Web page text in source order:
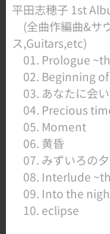
平田志穂子 1st
(全曲作編曲&サ
ス,Guitars,etc)
01. Prologue
02. Beginning
03. あなたに会
04. Precious
05. Moment
06. 黄昏
07. みずいろの
08. Interlude
09. Into the
10. eclipse